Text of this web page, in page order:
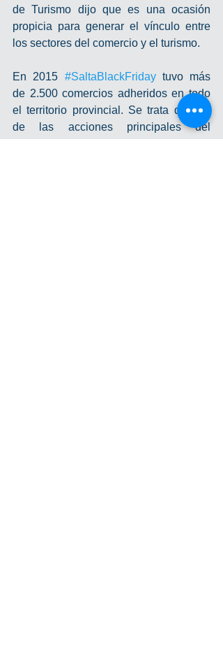
de Turismo dijo que es una ocasión
propicia para generar el vínculo entre
los sectores del comercio y el turismo.
En 2015 #SaltaBlackFriday tuvo más
de 2.500 comercios adheridos en todo
el territorio provincial. Se trata de una
de las acciones principales del